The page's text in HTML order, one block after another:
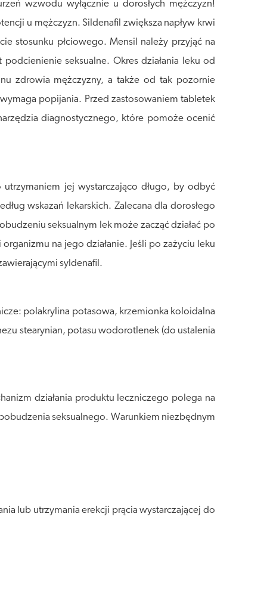
wzwodu wyłącznie u dorosłych mężczyzn!
u mężczyzn. Sildenafil zwiększa napływ krwi
stosunku płciowego. Mensil należy przyjąć na
seksualne. Okres działania leku od
zdrowia mężczyzny, a także od tak pozornie
popijania. Przed zastosowaniem tabletek
diagnostycznego, które pomoże ocenić
jej wystarczająco długo, by odbyć
wskazań lekarskich. Zalecana dla dorosłego
seksualnym lek może zacząć działać po
na jego działanie. Jeśli po zażyciu leku
syldenafil.
polakrylina potasowa, krzemionka koloidalna
stearynian, potasu wodorotlenek (do ustalenia
działania produktu leczniczego polega na
seksualnego. Warunkiem niezbędnym
lub utrzymania erekcji prącia wystarczającej do